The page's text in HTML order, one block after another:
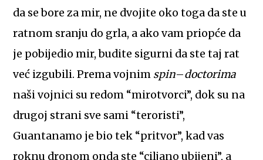
da se bore za mir, ne dvojite oko toga da ste u
ratnom sranju do grla, a ako vam priopće da
je pobijedio mir, budite sigurni da ste taj rat
već izgubili. Prema vojnim spin–doctorima
naši vojnici su redom “mirotvorci”, dok su na
drugoj strani sve sami “teroristi”,
Guantanamo je bio tek “pritvor”, kad vas
roknu dronom onda ste “ciljano ubijeni”, a